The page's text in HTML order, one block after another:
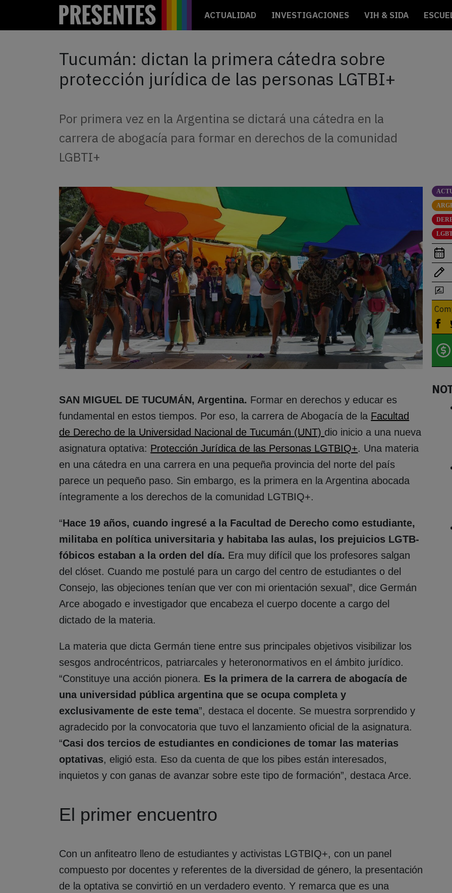
ACTUALIDAD INVESTIGACIONES VIH & SIDA
Tucumán: dictan la primera cátedra sobre
protección jurídica de las personas LGTBI+
Por primera vez en la Argentina se dictará una cátedra en la
carrera de abogacía para formar en derechos de la comunidad
LGBTI+
SAN MIGUEL DE TUCUMÁN, Argentina. Formar en derechos y educar es
fundamental en estos tiempos. Por eso, la carrera de Abogacía de la Facultad
de Derecho de la Universidad Nacional de Tucumán (UNT) dio inicio a una nueva
asignatura optativa: Protección Jurídica de las Personas LGTBIQ+. Una materia
en una cátedra en una carrera en una pequeña provincia del norte del país
parece un pequeño paso. Sin embargo, es la primera en la Argentina abocada
íntegramente a los derechos de la comunidad LGTBIQ+.
“Hace 19 años, cuando ingresé a la Facultad de Derecho como estudiante,
militaba en política universitaria y habitaba las aulas, los prejuicios LGTB-
fóbicos estaban a la orden del día. Era muy difícil que los profesores salgan
del clóset. Cuando me postulé para un cargo del centro de estudiantes o del
Consejo, las objeciones tenían que ver con mi orientación sexual”, dice Germán
Arce abogado e investigador que encabeza el cuerpo docente a cargo del
dictado de la materia.
La materia que dicta Germán tiene entre sus principales objetivos visibilizar los
sesgos androcéntricos, patriarcales y heteronormativos en el ámbito jurídico.
“Constituye una acción pionera. Es la primera de la carrera de abogacía de
una universidad pública argentina que se ocupa completa y
exclusivamente de este tema”, destaca el docente. Se muestra sorprendido y
agradecido por la convocatoria que tuvo el lanzamiento oficial de la asignatura.
“Casi dos tercios de estudiantes en condiciones de tomar las materias
optativas, eligió esta. Eso da cuenta de que los pibes están interesados,
inquietos y con ganas de avanzar sobre este tipo de formación”, destaca Arce.
El primer encuentro
Con un anfiteatro lleno de estudiantes y activistas LGTBIQ+, con un panel
compuesto por docentes y referentes de la diversidad de género, la presentación
de la optativa se convirtió en un verdadero evento. Y remarca que es una